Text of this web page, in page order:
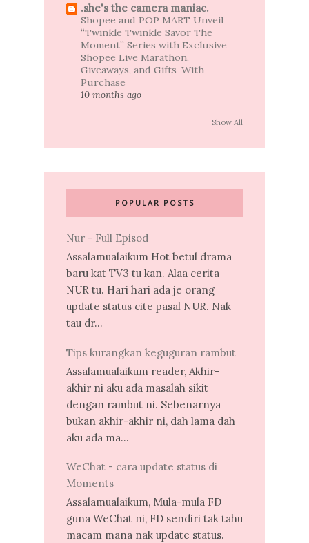
.she's the camera maniac.
Shopee and POP MART Unveil
“Twinkle Twinkle Savor The
Moment” Series with Exclusive
Shopee Live Marathon,
Giveaways, and Gifts-With-
Purchase
10 months ago
Show All
POPULAR POSTS
Nur - Full Episod
Assalamualaikum Hot betul drama
baru kat TV3 tu kan. Alaa cerita
NUR tu. Hari hari ada je orang
update status cite pasal NUR. Nak
tau dr...
Tips kurangkan keguguran rambut
Assalamualaikum reader, Akhir-
akhir ni aku ada masalah sikit
dengan rambut ni. Sebenarnya
bukan akhir-akhir ni, dah lama dah
aku ada ma...
WeChat - cara update status di
Moments
Assalamualaikum, Mula-mula FD
guna WeChat ni, FD sendiri tak tahu
macam mana nak update status.